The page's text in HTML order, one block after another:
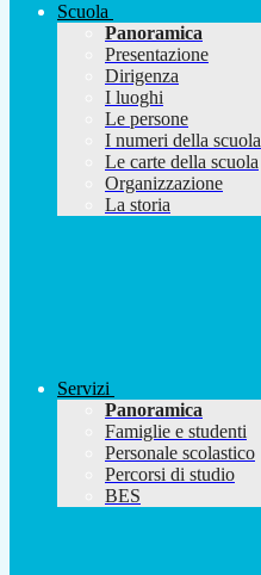
Scuola
Panoramica
Presentazione
Dirigenza
I luoghi
Le persone
I numeri della scuola
Le carte della scuola
Organizzazione
La storia
Servizi
Panoramica
Famiglie e studenti
Personale scolastico
Percorsi di studio
BES